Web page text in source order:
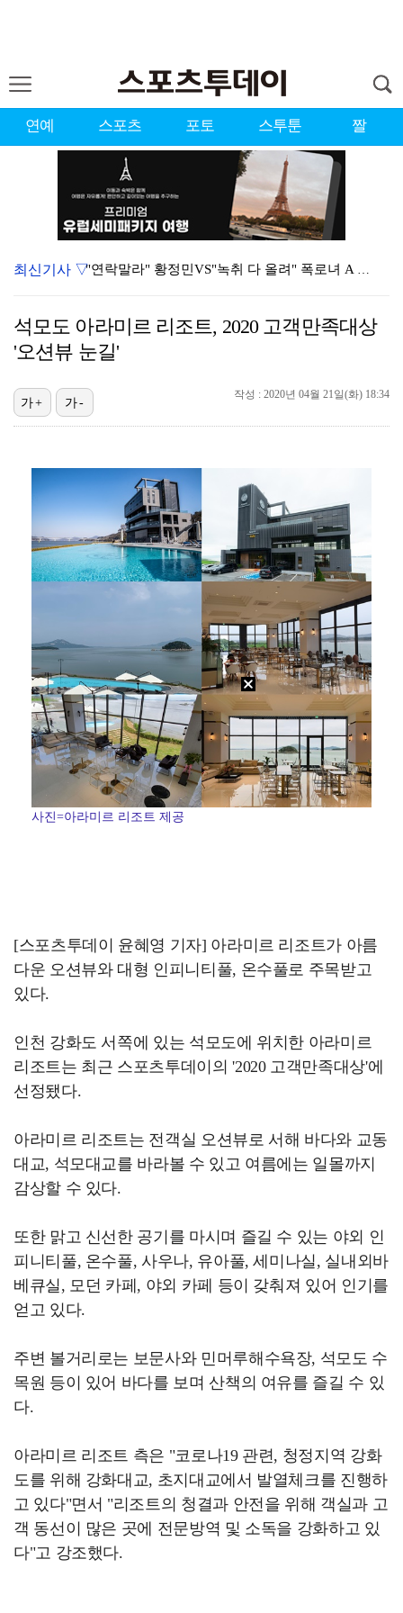
연예 스포츠 포토 스투툰 짤
"연락말라" 황정민VS"녹취 다 올려" 폭로녀 A 씨,…
이강인, 드디어 아틀레티코 선수단과 만났다…시메오네 감…
KBO, 기록적인 폭염으로 9일까지 리그 중단…내달 6…
'오디세이'·'스파이더맨4', 박스오피스 투톱…기록 경…
최신기사 ▽
석모도 아라미르 리조트, 2020 고객만족대상
'오션뷰 눈길'
작성 : 2020년 04월 21일(화) 18:34
가+ 가-
사진=아라미르 리조트 제공
[스포츠투데이 윤혜영 기자] 아라미르 리조트가 아름
다운 오션뷰와 대형 인피니티풀, 온수풀로 주목받고
있다.
인천 강화도 서쪽에 있는 석모도에 위치한 아라미르
리조트는 최근 스포츠투데이의 '2020 고객만족대상'에
선정됐다.
아라미르 리조트는 전객실 오션뷰로 서해 바다와 교동
대교, 석모대교를 바라볼 수 있고 여름에는 일몰까지
감상할 수 있다.
또한 맑고 신선한 공기를 마시며 즐길 수 있는 야외 인
피니티풀, 온수풀, 사우나, 유아풀, 세미나실, 실내외바
베큐실, 모던 카페, 야외 카페 등이 갖춰져 있어 인기를
얻고 있다.
주변 볼거리로는 보문사와 민머루해수욕장, 석모도 수
목원 등이 있어 바다를 보며 산책의 여유를 즐길 수 있
다.
아라미르 리조트 측은 "코로나19 관련, 청정지역 강화
도를 위해 강화대교, 초지대교에서 발열체크를 진행하
고 있다"면서 "리조트의 청결과 안전을 위해 객실과 고
객 동선이 많은 곳에 전문방역 및 소독을 강화하고 있
다"고 강조했다.